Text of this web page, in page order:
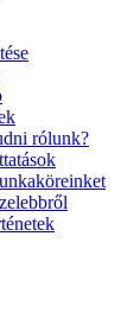
rólunk?